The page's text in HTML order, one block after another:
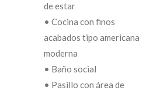
de estar
• Cocina con finos
acabados tipo americana
moderna
• Baño social
• Pasillo con área de